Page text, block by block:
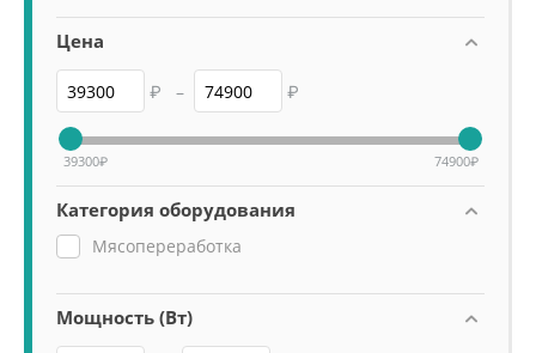
Цена
₽ – ₽
39300₽ 74900₽
Категория оборудования
Мясопереработка
Мощность (Вт)